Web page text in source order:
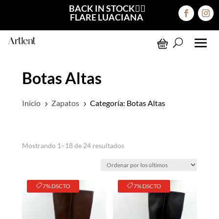
BACK IN STOCK❤️‍🔥
FLARE LUACIANA
Botas Altas
Inicio 5 Zapatos 5 Categoría: Botas Altas
Mostrando 1–18 de 24 resultadosOrdenado
últimos
7% DSCTO 7% DSCTO